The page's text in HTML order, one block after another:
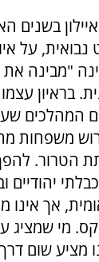
בשנים
על
"מבינה את
בראיון
המהלכים
משפחות
הטרור.
יהודיים
אך אינו
מי שמציג
מציע שום